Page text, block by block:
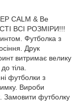
CALM & Be
ВСІ РОЗМІРИ!!!
Футболка з
Друк
витримає велику
тіла.
футболки з
Вироби
Замовити футболку